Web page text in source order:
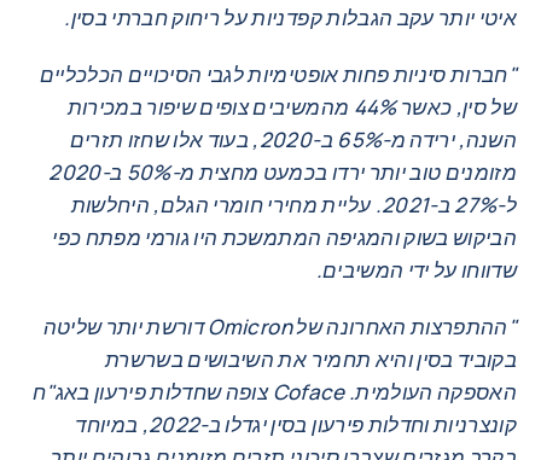
איטי יותר עקב הגבלות קפדניות על ריחוק חברתי בסין.
"חברות סיניות פחות אופטימיות לגבי הסיכויים הכלכליים
של סין, כאשר 44% מהמשיבים צופים שיפור במכירות
השנה, ירידה מ-65% ב-2020, בעוד אלו שחזו תזרים
מזומנים טוב יותר ירדו בכמעט מחצית מ-50% ב-2020
ל-27% ב-2021. עליית מחירי חומרי הגלם, היחלשות
הביקוש בשוק והמגיפה המתמשכת היו גורמי מפתח כפי
שדווחו על ידי המשיבים.
"ההתפרצות האחרונה של Omicron דורשת יותר שליטה
בקוביד בסין והיא תחמיר את השיבושים בשרשרת
האספקה ​​העולמית. Coface צופה שחדלות פירעון באג"ח
קונצרניות וחדלות פירעון בסין יגדלו ב-2022, במיוחד